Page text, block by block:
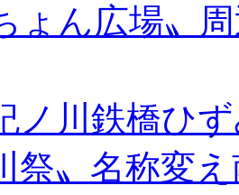
ょん広場〟
ノ川鉄橋ひ
祭〟名称変